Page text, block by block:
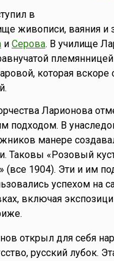
в
живописи, ваяния и
и Серова. В училище
которая вскоре
Ларионова
подходом. В
манере
Таковы «Розовый
(все 1904). Эти и им
успехом на
включая
открыл для себя
русский лубок.